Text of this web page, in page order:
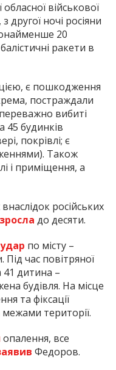
військової
другої ночі росіяни
20
ракети в
є пошкодження
постраждали
вибиті
45 будинків
покрівлі; є
Також
і приміщення, а
російських
зросла до десяти.
по місту –
Під час повітряної
41 дитина –
будівля. На місце
та фіксації
межами території.
опалення, все
Федоров.